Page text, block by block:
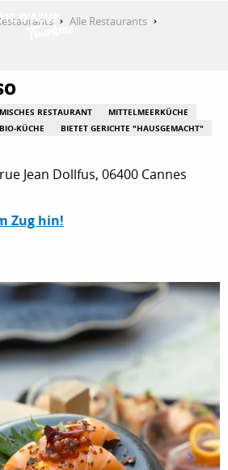
Alle Restaurants
RESTAURANT
MITTELMEERKÜCHE
BIO-KÜCHE
BIETET GERICHTE "HAUSGEMACHT"
Jean Dollfus, 06400 Cannes
Zug hin!